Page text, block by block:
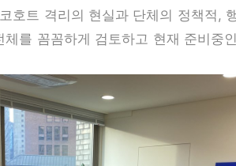
호트 격리의 현실과 단체의 정책적,
를 꼼꼼하게 검토하고 현재 준비중